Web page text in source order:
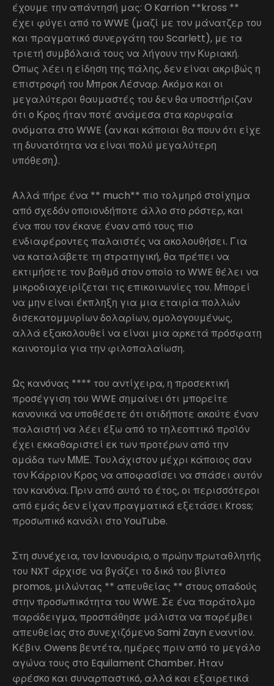
έχουμε την απάντησή μας: Ο Karrion **kross **
έχει φύγει από το WWE (μαζί με τον μάνατζερ του
και πραγματικό συνεργάτη του Scarlett), με τα
τριετή συμβόλαιά τους να λήγουν την Κυριακή.
Όπως λέει η είδηση της πάλης, δεν είναι ακριβώς η
επιστροφή του Μπροκ Λέσναρ. Ακόμα και οι
μεγαλύτεροι θαυμαστές του δεν θα υποστήριζαν
ότι ο Κρος ήταν ποτέ ανάμεσα στα κορυφαία
ονόματα στο WWE (αν και κάποιοι θα πουν ότι είχε
τη δυνατότητα να είναι πολύ μεγαλύτερη
υπόθεση).
Αλλά πήρε ένα ** much** πιο τολμηρό στοίχημα
από σχεδόν οποιονδήποτε άλλο στο ρόστερ, και
ένα που τον έκανε έναν από τους πιο
ενδιαφέροντες παλαιστές να ακολουθήσει. Για
να καταλάβετε τη στρατηγική, θα πρέπει να
εκτιμήσετε τον βαθμό στον οποίο το WWE θέλει να
μικροδιαχειρίζεται τις επικοινωνίες του. Μπορεί
να μην είναι έκπληξη για μια εταιρία πολλών
δισεκατομμυρίων δολαρίων, ομολογουμένως,
αλλά εξακολουθεί να είναι μια αρκετά πρόσφατη
καινοτομία για την φιλοπαλαίωση.
Ως κανόνας **** του αντίχειρα, η προσεκτική
προσέγγιση του WWE σημαίνει ότι μπορείτε
κανονικά να υποθέσετε ότι οτιδήποτε ακούτε έναν
παλαιστή να λέει έξω από το τηλεοπτικό προϊόν
έχει εκκαθαριστεί εκ των προτέρων από την
ομάδα των ΜΜΕ. Τουλάχιστον μέχρι κάποιος σαν
τον Κάρριον Κρος να αποφασίσει να σπάσει αυτόν
τον κανόνα. Πριν από αυτό το έτος, οι περισσότεροι
από εμάς δεν είχαν πραγματικά εξετάσει Kross;
προσωπικό κανάλι στο YouTube.
Στη συνέχεια, τον Ιανουάριο, ο πρώην πρωταθλητής
του NXT άρχισε να βγάζει το δικό του βίντεο
promos, μιλώντας ** απευθείας ** στους οπαδούς
στην προσωπικότητα του WWE. Σε ένα παράτολμο
παράδειγμα, προσπάθησε μάλιστα να παρέμβει
απευθείας στο συνεχιζόμενο Sami Zayn εναντίον.
Κέβιν. Owens βεντέτα, ημέρες πριν από το μεγάλο
αγώνα τους στο Equilament Chamber. Ήταν
φρέσκο και συναρπαστικό, αλλά και εξαιρετικά